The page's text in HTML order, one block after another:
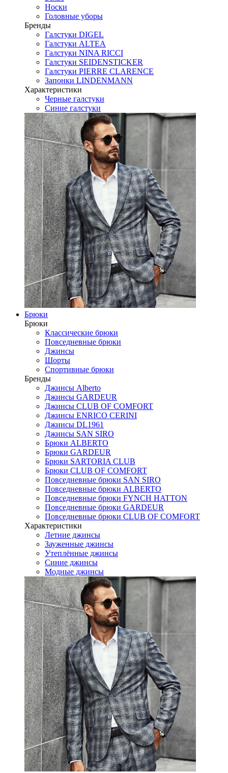
Носки
Головные уборы
Бренды
Галстуки DIGEL
Галстуки ALTEA
Галстуки NINA RICCI
Галстуки SEIDENSTICKER
Галстуки PIERRE CLARENCE
Запонки LINDENMANN
Характеристики
Черные галстуки
Синие галстуки
Брюки
Брюки
Классические брюки
Повседневные брюки
Джинсы
Шорты
Спортивные брюки
Бренды
Джинсы Alberto
Джинсы GARDEUR
Джинсы CLUB OF COMFORT
Джинсы ENRICO CERINI
Джинсы DL1961
Джинсы SAN SIRO
Брюки ALBERTO
Брюки GARDEUR
Брюки SARTORIA CLUB
Брюки CLUB OF COMFORT
Повседневные брюки SAN SIRO
Повседневные брюки ALBERTO
Повседневные брюки FYNCH HATTON
Повседневные брюки GARDEUR
Повседневные брюки CLUB OF COMFORT
Характеристики
Летние джинсы
Зауженные джинсы
Утеплённые джинсы
Синие джинсы
Модные джинсы